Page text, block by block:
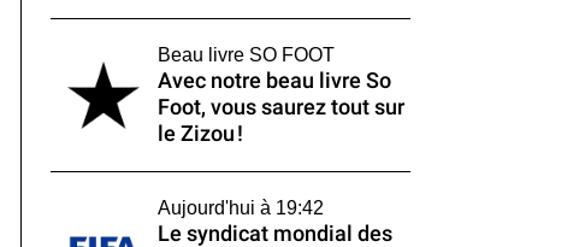
Beau livre SO FOOT
Avec notre beau livre So
Foot, vous saurez tout sur
le Zizou !
Aujourd'hui à 19:42
Le syndicat mondial des